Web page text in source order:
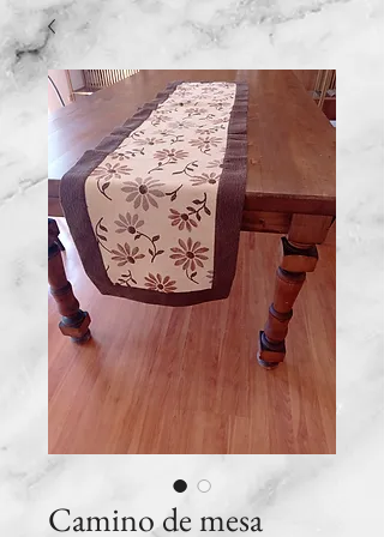
Camino de mesa